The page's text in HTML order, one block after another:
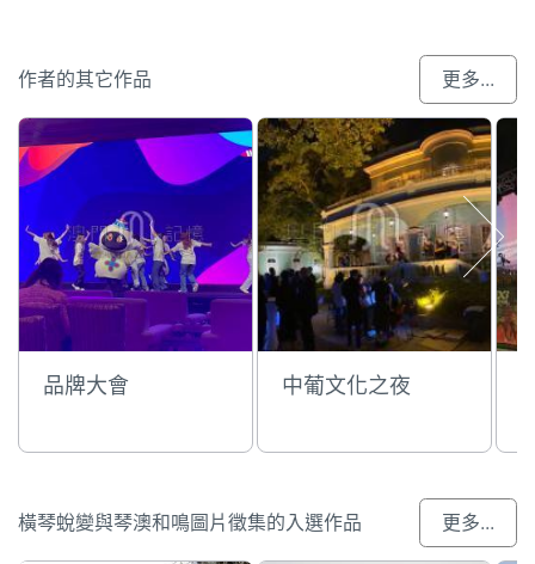
作者的其它作品 更多...
品牌大會 中葡文化之夜
橫琴蛻變與琴澳和鳴圖片徵集的入選作品 更多...